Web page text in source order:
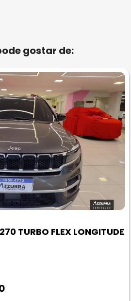
gostar de:
TURBO FLEX LONGITUDE